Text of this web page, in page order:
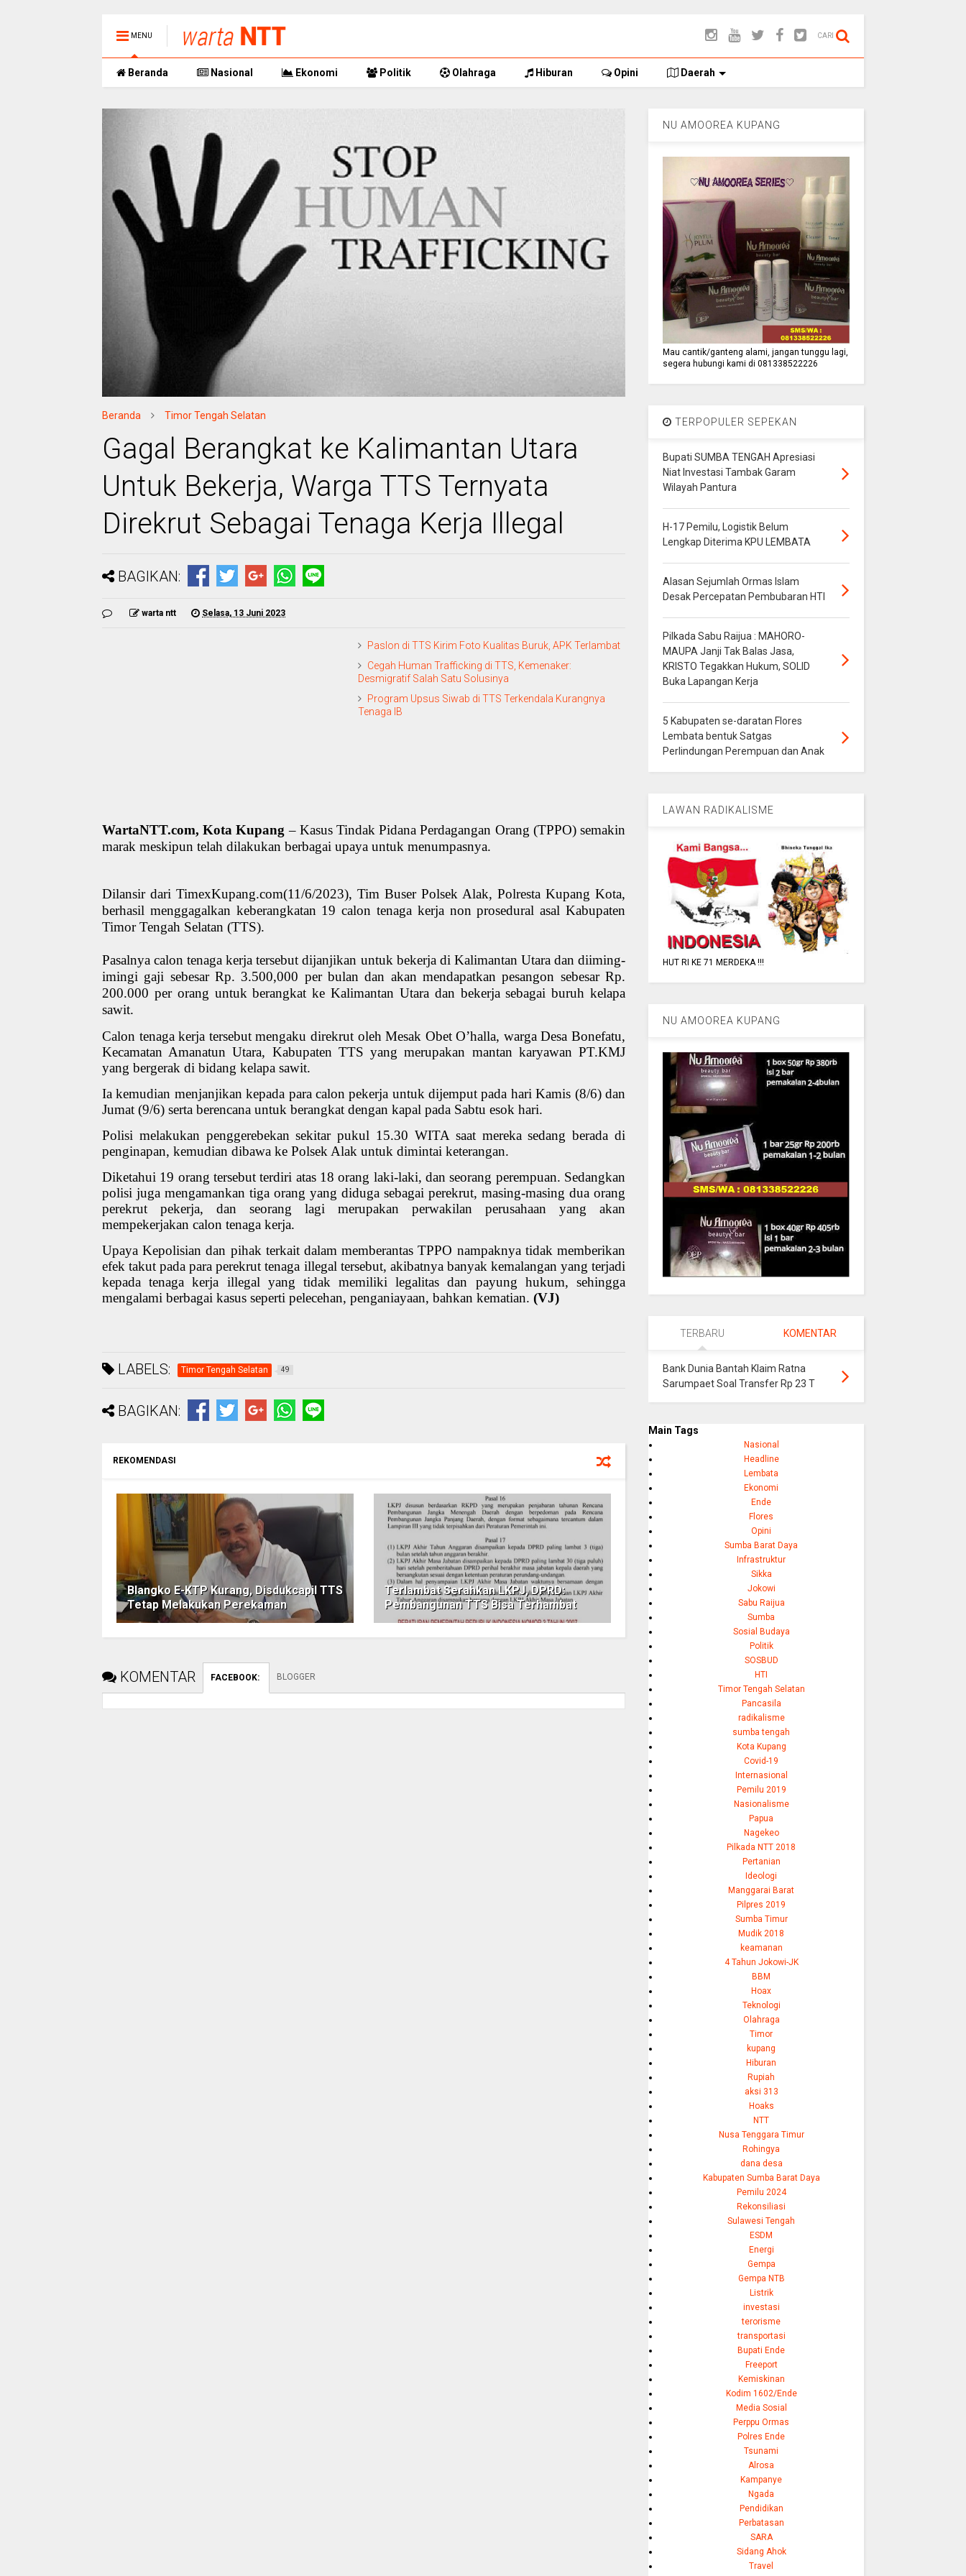
MENU CARI
Beranda Nasional Ekonomi Politik Olahraga Hiburan Opini Daerah
Beranda Timor Tengah Selatan
Gagal Berangkat ke Kalimantan Utara
Untuk Bekerja, Warga TTS Ternyata
Direkrut Sebagai Tenaga Kerja Illegal
BAGIKAN:
warta ntt Selasa, 13 Juni 2023
Paslon di TTS Kirim Foto Kualitas Buruk, APK Terlambat
Cegah Human Trafficking di TTS, Kemenaker:
Desmigratif Salah Satu Solusinya
Program Upsus Siwab di TTS Terkendala Kurangnya
Tenaga IB
WartaNTT.com,Kota Kupang – Kasus Tindak Pidana Perdagangan Orang (TPPO) semakin
marak meskipun telah dilakukan berbagai upaya untuk menumpasnya.
Dilansir dari TimexKupang.com(11/6/2023), Tim Buser Polsek Alak, Polresta Kupang Kota,
berhasil menggagalkan keberangkatan 19 calon tenaga kerja non prosedural asal Kabupaten
Timor Tengah Selatan (TTS).
Pasalnyacalon tenaga kerja tersebut dijanjikan untuk bekerja di Kalimantan Utara dan diiming-
imingi gaji sebesar Rp. 3.500,000 per bulan dan akan mendapatkan pesangon sebesar Rp.
200.000 per orang untuk berangkat ke Kalimantan Utara dan bekerja sebagai buruh kelapa
sawit.
Calon tenaga kerja tersebut mengaku direkrut oleh Mesak Obet O’halla, warga Desa Bonefatu,
Kecamatan Amanatun Utara, Kabupaten TTS yang merupakan mantan karyawan PT.KMJ
yang bergerak di bidang kelapa sawit.
Ia kemudian menjanjikan kepada para calon pekerja untuk dijemput pada hari Kamis (8/6) dan
Jumat (9/6) serta berencana untuk berangkat dengan kapal pada Sabtu esok hari.
Polisi melakukan penggerebekan sekitar pukul 15.30 WITA saat mereka sedang berada di
penginapan, kemudian dibawa ke Polsek Alak untuk dimintai keterangan.
Diketahui 19 orang tersebut terdiri atas 18 orang laki-laki, dan seorang perempuan. Sedangkan
polisi juga mengamankan tiga orang yang diduga sebagai perekrut, masing-masing dua orang
perekrut pekerja, dan seorang lagi merupakan perwakilan perusahaan yang akan
mempekerjakan calon tenaga kerja.
Upaya Kepolisian dan pihak terkait dalam memberantas TPPO nampaknya tidak memberikan
efek takut pada para perekrut tenaga illegal tersebut, akibatnya banyak kemalangan yang terjadi
kepada tenaga kerja illegal yang tidak memiliki legalitas dan payung hukum, sehingga
mengalami berbagai kasus seperti pelecehan, penganiayaan, bahkan kematian. (VJ)
LABELS: Timor Tengah Selatan 49
BAGIKAN:
REKOMENDASI
Blangko E-KTP Kurang, Disdukcapil TTS
Tetap Melakukan Perekaman
Terlambat Serahkan LKPJ, DPRD:
Pembangunan TTS Bisa Terhambat
KOMENTAR FACEBOOK: BLOGGER
NU AMOOREA KUPANG
Mau cantik/ganteng alami, jangan tunggu lagi,
segera hubungi kami di 081338522226
TERPOPULER SEPEKAN
Bupati SUMBA TENGAH Apresiasi
Niat Investasi Tambak Garam
Wilayah Pantura
H-17 Pemilu, Logistik Belum
Lengkap Diterima KPU LEMBATA
Alasan Sejumlah Ormas Islam
Desak Percepatan Pembubaran HTI
Pilkada Sabu Raijua : MAHORO-
MAUPA Janji Tak Balas Jasa,
KRISTO Tegakkan Hukum, SOLID
Buka Lapangan Kerja
5 Kabupaten se-daratan Flores
Lembata bentuk Satgas
Perlindungan Perempuan dan Anak
LAWAN RADIKALISME
HUT RI KE 71 MERDEKA !!!
NU AMOOREA KUPANG
TERBARU KOMENTAR
Bank Dunia Bantah Klaim Ratna
Sarumpaet Soal Transfer Rp 23 T
Main Tags
Nasional
Headline
Lembata
Ekonomi
Ende
Flores
Opini
Sumba Barat Daya
Infrastruktur
Sikka
Jokowi
Sabu Raijua
Sumba
Sosial Budaya
Politik
SOSBUD
HTI
Timor Tengah Selatan
Pancasila
radikalisme
sumba tengah
Kota Kupang
Covid-19
Internasional
Pemilu 2019
Nasionalisme
Papua
Nagekeo
Pilkada NTT 2018
Pertanian
Ideologi
Manggarai Barat
Pilpres 2019
Sumba Timur
Mudik 2018
keamanan
4 Tahun Jokowi-JK
BBM
Hoax
Teknologi
Olahraga
Timor
kupang
Hiburan
Rupiah
aksi 313
Hoaks
NTT
Nusa Tenggara Timur
Rohingya
dana desa
Kabupaten Sumba Barat Daya
Pemilu 2024
Rekonsiliasi
Sulawesi Tengah
ESDM
Energi
Gempa
Gempa NTB
Listrik
investasi
terorisme
transportasi
Bupati Ende
Freeport
Kemiskinan
Kodim 1602/Ende
Media Sosial
Perppu Ormas
Polres Ende
Tsunami
Alrosa
Kampanye
Ngada
Pendidikan
Perbatasan
SARA
Sidang Ahok
Travel